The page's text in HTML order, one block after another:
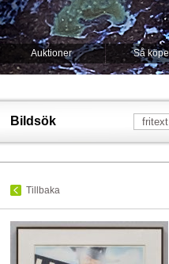
Auktioner Så
Bildsök
Tillbaka